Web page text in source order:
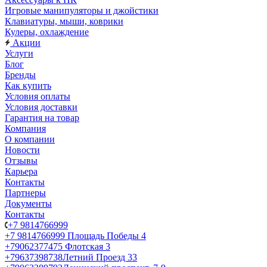
Игровые манипуляторы и джойстики
Клавиатуры, мыши, коврики
Кулеры, охлаждение
Акции
Услуги
Блог
Бренды
Как купить
Условия оплаты
Условия доставки
Гарантия на товар
Компания
О компании
Новости
Отзывы
Карьера
Контакты
Партнеры
Документы
Контакты
+7 9814766999
+7 9814766999 Площадь Победы 4
+79062377475 Флотская 3
+79637398738Летний Проезд 33